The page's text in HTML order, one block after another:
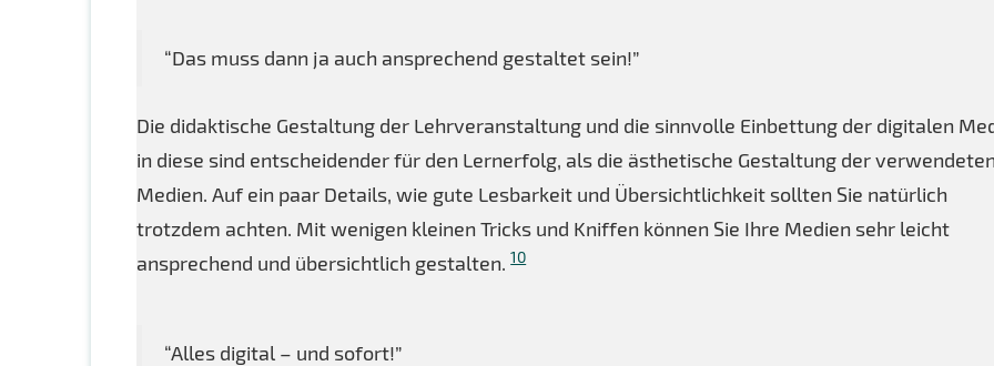
“Das muss dann ja auch ansprechend gestaltet sein!”
Die didaktische Gestaltung der Lehrveranstaltung und die sinnvolle Einbettung der digitalen
in diese sind entscheidender für den Lernerfolg, als die ästhetische Gestaltung der verwendeten
Medien. Auf ein paar Details, wie gute Lesbarkeit und Übersichtlichkeit sollten Sie natürlich
trotzdem achten. Mit wenigen kleinen Tricks und Kniffen können Sie Ihre Medien sehr leicht
ansprechend und übersichtlich gestalten.10
“Alles digital – und sofort!”